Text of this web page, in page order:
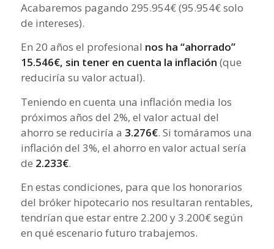
Acabaremos pagando 295.954€ (95.954€ solo
de intereses).
En 20 años el profesional nos ha “ahorrado”
15.546€, sin tener en cuenta la inflación (que
reduciría su valor actual).
Teniendo en cuenta una inflación media los
próximos años del 2%, el valor actual del
ahorro se reduciría a 3.276€. Si tomáramos una
inflación del 3%, el ahorro en valor actual sería
de 2.233€.
En estas condiciones, para que los honorarios
del bróker hipotecario nos resultaran rentables,
tendrían que estar entre 2.200 y 3.200€ según
en qué escenario futuro trabajemos.